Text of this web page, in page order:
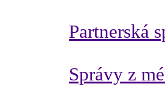
Partnerská
Správy z